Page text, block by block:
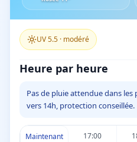
UV5.5 · modéré
Heure par heure
Pas de pluie attendue dans les
vers 14h, protection conseillée.
Maintenant 17:00